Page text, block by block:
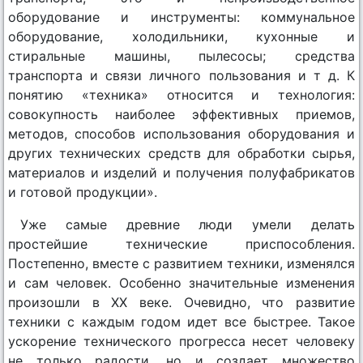
оборудование и инструменты: коммунальное
оборудование, холодильники, кухонные и
стиральные машины, пылесосы; средства
транспорта и связи личного пользования и т д. К
понятию «техника» относится и технология:
совокупность наиболее эффективных приемов,
методов, способов использования оборудования и
других технических средств для обработки сырья,
материалов и изделий и получения полуфабрикатов
и готовой продукции».
Уже самые древние люди умели делать
простейшие технические приспособления.
Постепенно, вместе с развитием техники, изменялся
и сам человек. Особенно значительные изменения
произошли в XX веке. Очевидно, что развитие
техники с каждым годом идет все быстрее. Такое
ускорение технического прогресса несет человеку